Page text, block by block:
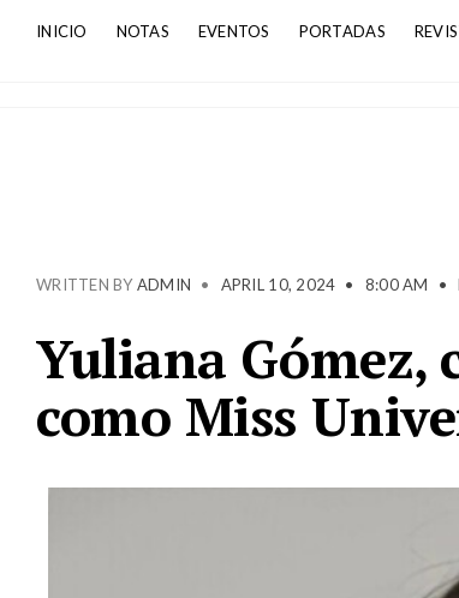
INICIO NOTAS EVENTOS PORTADAS
WRITTEN BY ADMIN • APRIL 10, 2024 • 8:00 AM •
Yuliana Gómez,
como Miss